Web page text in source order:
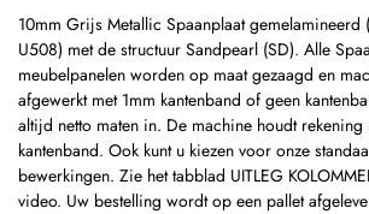
10mm Grijs Metallic Spaanplaat gemelamineerd
U508) met de structuur Sandpearl (SD). Alle
meubelpanelen worden op maat gezaagd en
afgewerkt met 1mm kantenband of geen
altijd netto maten in. De machine houdt rekening
kantenband. Ook kunt u kiezen voor onze
bewerkingen. Zie het tabblad UITLEG
video. Uw bestelling wordt op een pallet